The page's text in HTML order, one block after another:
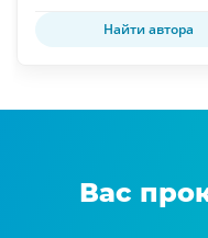
Найти автора
Вас